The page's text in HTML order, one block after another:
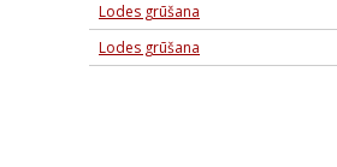
Lodes grūšana
Lodes grūšana